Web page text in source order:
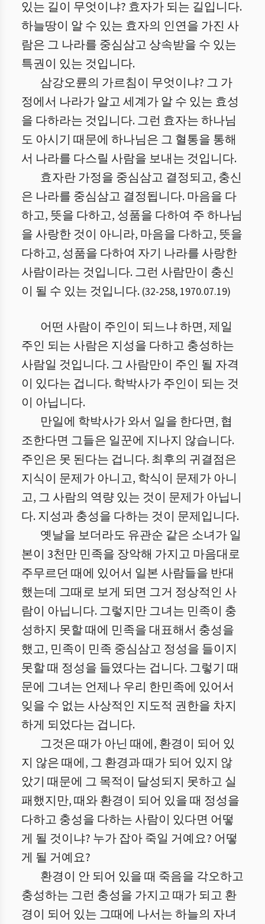
있는 길이 무엇이냐? 효자가 되는 길입니다.
하늘땅이 알 수 있는 효자의 인연을 가진 사
람은 그 나라를 중심삼고 상속받을 수 있는
특권이 있는 것입니다.
삼강오륜의 가르침이 무엇이냐? 그 가
정에서 나라가 알고 세계가 알 수 있는 효성
을 다하라는 것입니다. 그런 효자는 하나님
도 아시기 때문에 하나님은 그 혈통을 통해
서 나라를 다스릴 사람을 보내는 것입니다.
효자란 가정을 중심삼고 결정되고, 충신
은 나라를 중심삼고 결정됩니다. 마음을 다
하고, 뜻을 다하고, 성품을 다하여 주 하나님
을 사랑한 것이 아니라, 마음을 다하고, 뜻을
다하고, 성품을 다하여 자기 나라를 사랑한
사람이라는 것입니다. 그런 사람만이 충신
이 될 수 있는 것입니다. (32-258, 1970.07.19)
어떤 사람이 주인이 되느냐 하면, 제일
주인 되는 사람은 지성을 다하고 충성하는
사람일 것입니다. 그 사람만이 주인 될 자격
이 있다는 겁니다. 학박사가 주인이 되는 것
이 아닙니다.
만일에 학박사가 와서 일을 한다면, 협
조한다면 그들은 일꾼에 지나지 않습니다.
주인은 못 된다는 겁니다. 최후의 귀결점은
지식이 문제가 아니고, 학식이 문제가 아니
고, 그 사람의 역량 있는 것이 문제가 아닙니
다. 지성과 충성을 다하는 것이 문제입니다.
옛날을 보더라도 유관순 같은 소녀가 일
본이 3천만 민족을 장악해 가지고 마음대로
주무르던 때에 있어서 일본 사람들을 반대
했는데 그때로 보게 되면 그거 정상적인 사
람이 아닙니다. 그렇지만 그녀는 민족이 충
성하지 못할 때에 민족을 대표해서 충성을
했고, 민족이 민족 중심삼고 정성을 들이지
못할 때 정성을 들였다는 겁니다. 그렇기 때
문에 그녀는 언제나 우리 한민족에 있어서
잊을 수 없는 사상적인 지도적 권한을 차지
하게 되었다는 겁니다.
그것은 때가 아닌 때에, 환경이 되어 있
지 않은 때에, 그 환경과 때가 되어 있지 않
았기 때문에 그 목적이 달성되지 못하고 실
패했지만, 때와 환경이 되어 있을 때 정성을
다하고 충성을 다하는 사람이 있다면 어떻
게 될 것이냐? 누가 잡아 죽일 거예요? 어떻
게 될 거예요?
환경이 안 되어 있을 때 죽음을 각오하고
충성하는 그런 충성을 가지고 때가 되고 환
경이 되어 있는 그때에 나서는 하늘의 자녀